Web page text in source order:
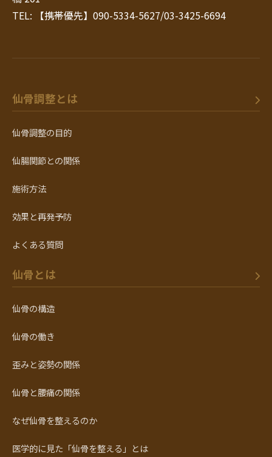
TEL: 【携帯優先】090-5334-5627/03-3425-6694
仙骨調整とは
仙骨調整の目的
仙腸関節との関係
施術方法
効果と再発予防
よくある質問
仙骨とは
仙骨の構造
仙骨の働き
歪みと姿勢の関係
仙骨と腰痛の関係
なぜ仙骨を整えるのか
医学的に見た「仙骨を整える」とは